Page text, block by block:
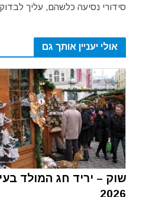
סידורי נסיעה כלשהם, עליך
אולי יעניין אותך גם
שוק – יריד חג המולד
2026